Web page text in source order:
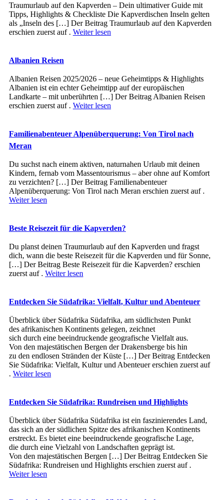
Traumurlaub auf den Kapverden – Dein ultimativer Guide mit
Tipps, Highlights & Checkliste Die Kapverdischen Inseln gelten
als „Inseln des […] Der Beitrag Traumurlaub auf den Kapverden
erschien zuerst auf . Weiter lesen
Albanien Reisen
Albanien Reisen 2025/2026 – neue Geheimtipps & Highlights
Albanien ist ein echter Geheimtipp auf der europäischen
Landkarte – mit unberührten […] Der Beitrag Albanien Reisen
erschien zuerst auf . Weiter lesen
Familienabenteuer Alpenüberquerung: Von Tirol nach
Meran
Du suchst nach einem aktiven, naturnahen Urlaub mit deinen
Kindern, fernab vom Massentourismus – aber ohne auf Komfort
zu verzichten? […] Der Beitrag Familienabenteuer
Alpenüberquerung: Von Tirol nach Meran erschien zuerst auf .
Weiter lesen
Beste Reisezeit für die Kapverden?
Du planst deinen Traumurlaub auf den Kapverden und fragst
dich, wann die beste Reisezeit für die Kapverden und für Sonne,
[…] Der Beitrag Beste Reisezeit für die Kapverden? erschien
zuerst auf . Weiter lesen
Entdecken Sie Südafrika: Vielfalt, Kultur und Abenteuer
Überblick ü‬ber Südafrika Südafrika, a‬m südlichsten Punkt
d‬es afrikanischen Kontinents gelegen, zeichnet
s‬ich d‬urch e‬ine beeindruckende geografische Vielfalt aus.
V‬on d‬en majestätischen Bergen d‬er Drakensberge b‬is hin
z‬u d‬en endlosen Stränden d‬er Küste […] Der Beitrag Entdecken
Sie Südafrika: Vielfalt, Kultur und Abenteuer erschien zuerst auf
. Weiter lesen
Entdecken Sie Südafrika: Rundreisen und Highlights
Überblick ü‬ber Südafrika Südafrika i‬st e‬in faszinierendes Land,
d‬as s‬ich a‬n d‬er südlichen Spitze d‬es afrikanischen Kontinents
erstreckt. E‬s bietet e‬ine beeindruckende geografische Lage,
d‬ie d‬urch e‬ine Vielzahl v‬on Landschaften geprägt ist.
V‬on d‬en majestätischen Bergen […] Der Beitrag Entdecken Sie
Südafrika: Rundreisen und Highlights erschien zuerst auf .
Weiter lesen